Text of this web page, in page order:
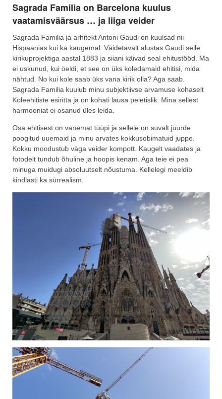
Sagrada Familia on Barcelona kuulus
vaatamisväärsus … ja liiga veider
Sagrada Familia ja arhitekt Antoni Gaudi on kuulsad nii
Hispaanias kui ka kaugemal. Väidetavalt alustas Gaudi selle
kirikuprojektiga aastal 1883 ja siiani käivad seal ehitustööd. Ma
ei uskunud, kui öeldi, et see on üks koledamaid ehitisi, mida
nähtud. No kui kole saab üks vana kirik olla? Aga saab.
Sagrada Familia kuulub minu subjektiivse arvamuse kohaselt
Koleehitiste esiritta ja on kohati lausa peletislik. Mina sellest
harmooniat ei osanud üles leida.
Osa ehitisest on vanemat tüüpi ja sellele on suvalt juurde
poogitud uuemaid ja minu arvates kokkusobimatuid juppe.
Kokku moodustub väga veider kompott. Kaugelt vaadates ja
fotodelt tundub õhuline ja hoopis kenam. Aga teie ei pea
minuga muidugi absoluutselt nõustuma. Kellelegi meeldib
kindlasti ka sürrealism.